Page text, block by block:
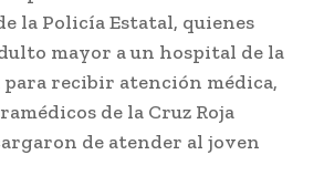
la Policía Estatal, quienes
mayor a un hospital de la
recibir atención médica,
de la Cruz Roja
de atender al joven